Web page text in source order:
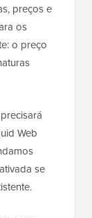
preços e
os
o preço
Web
se